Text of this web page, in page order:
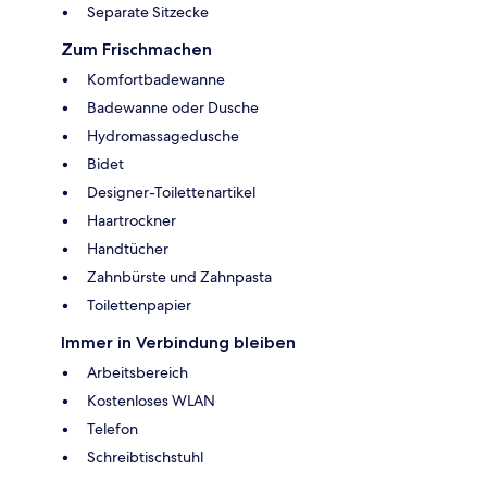
Separate Sitzecke
Zum Frischmachen
Komfortbadewanne
Badewanne oder Dusche
Hydromassagedusche
Bidet
Designer-Toilettenartikel
Haartrockner
Handtücher
Zahnbürste und Zahnpasta
Toilettenpapier
Immer in Verbindung bleiben
Arbeitsbereich
Kostenloses WLAN
Telefon
Schreibtischstuhl